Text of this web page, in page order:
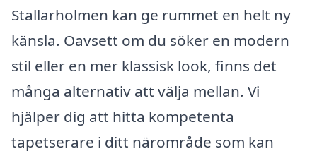
Stallarholmen kan ge rummet en helt ny
känsla. Oavsett om du söker en modern
stil eller en mer klassisk look, finns det
många alternativ att välja mellan. Vi
hjälper dig att hitta kompetenta
tapetserare i ditt närområde som kan